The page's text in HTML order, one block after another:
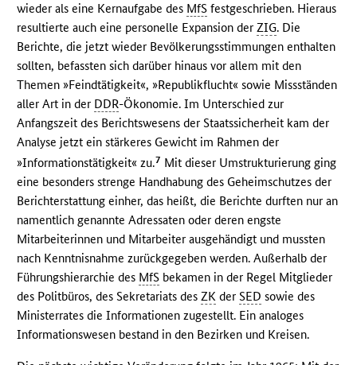
wieder als eine Kernaufgabe des MfS festgeschrieben. Hieraus
resultierte auch eine personelle Expansion derZIG. Die
Berichte, die jetzt wieder Bevölkerungsstimmungen enthalten
sollten, befassten sich darüber hinaus vor allem mit den
Themen »Feindtätigkeit«, »Republikflucht« sowie Missständen
aller Art in der DDR-Ökonomie. Im Unterschied zur
Anfangszeit des Berichtswesens der Staatssicherheit kam der
Analyse jetzt ein stärkeres Gewicht im Rahmen der
»Informationstätigkeit« zu.7 Mit dieser Umstrukturierung ging
eine besonders strenge Handhabung des Geheimschutzes der
Berichterstattung einher, das heißt, die Berichte durften nur an
namentlich genannte Adressaten oder deren engste
Mitarbeiterinnen und Mitarbeiter ausgehändigt und mussten
nach Kenntnisnahme zurückgegeben werden. Außerhalb der
Führungshierarchie des MfS bekamen in der Regel Mitglieder
des Politbüros, des Sekretariats desZK derSED sowie des
Ministerrates die Informationen zugestellt. Ein analoges
Informationswesen bestand in den Bezirken und Kreisen.